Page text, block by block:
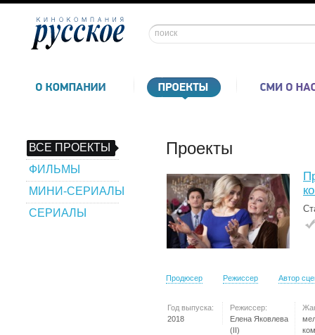
ВСЕ ПРОЕКТЫ
ФИЛЬМЫ
МИНИ-СЕРИАЛЫ
СЕРИАЛЫ
Проекты
Продюсер Режиссер Автор
Год выпуска:
2018
Режиссер:
Елена Яковлева
(II)